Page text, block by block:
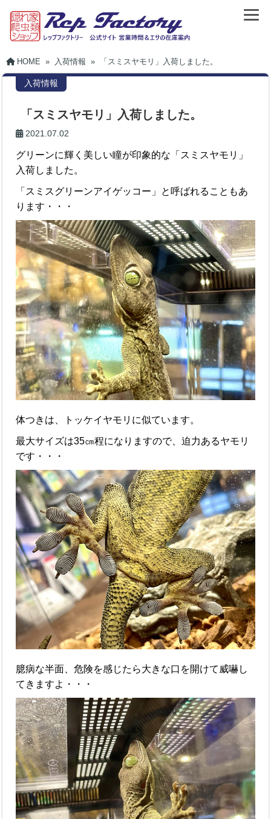
HOME » 入荷情報 » 「スミスヤモリ」入荷しました。
入荷情報
「スミスヤモリ」入荷しました。
2021.07.02
グリーンに輝く美しい瞳が印象的な「スミスヤモリ」
入荷しました。
「スミスグリーンアイゲッコー」と呼ばれることもあ
ります・・・
体つきは、トッケイヤモリに似ています。
最大サイズは35㎝程になりますので、迫力あるヤモリ
です・・・
臆病な半面、危険を感じたら大きな口を開けて威嚇し
てきますよ・・・